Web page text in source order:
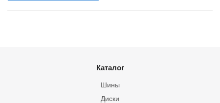
Каталог
Шины
Диски